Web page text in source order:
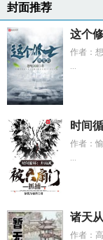
封面推荐
这个
作者：
...
时间
作者：
...
诸天
作者：